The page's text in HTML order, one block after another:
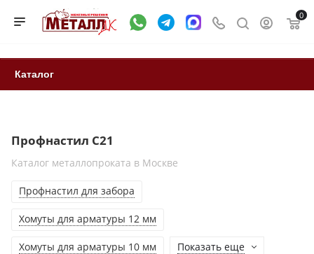
0
Каталог
Профнастил С21
Каталог металлопроката в Москве
Профнастил для забора
Хомуты для арматуры 12 мм
Хомуты для арматуры 10 мм Показать еще